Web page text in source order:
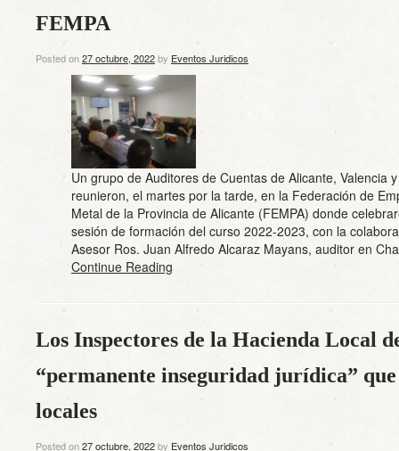
FEMPA
Posted on27 octubre, 2022by Eventos Juridicos
Un grupo de Auditores de Cuentas de Alicante, Valencia
reunieron, el martes por la tarde, en la Federación de
Metal de la Provincia de Alicante (FEMPA) donde
sesión de formación del curso 2022-2023, con la
Asesor Ros. Juan Alfredo Alcaraz Mayans, auditor en
Continue Reading
Los Inspectores de la Hacienda Local
“permanente inseguridad jurídica”
locales
Posted on27 octubre, 2022by Eventos Juridicos